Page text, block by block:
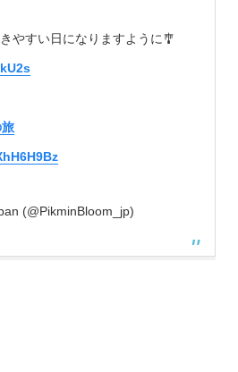
やすい日になりますように🎐
(@PikminBloom_jp)